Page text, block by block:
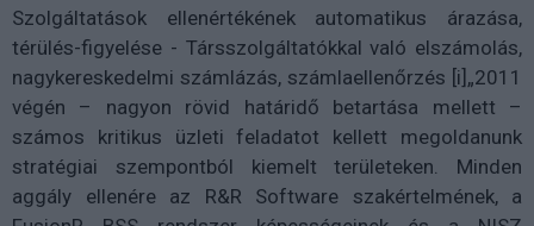
Szolgáltatások ellenértékének automatikus árazása,
térülés-figyelése - Társszolgáltatókkal való elszámolás,
nagykereskedelmi számlázás, számlaellenőrzés [i]„2011
végén – nagyon rövid határidő betartása mellett –
számos kritikus üzleti feladatot kellett megoldanunk
stratégiai szempontból kiemelt területeken. Minden
aggály ellenére az R&R Software szakértelmének, a